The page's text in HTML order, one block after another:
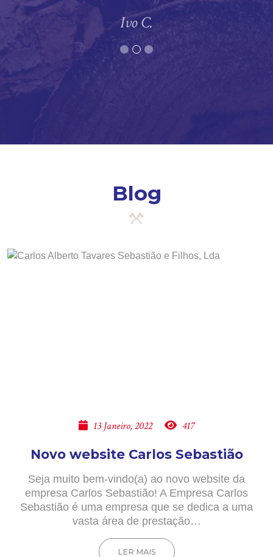
Ivo C.
Blog
13 Janeiro, 2022 417
Novo website Carlos Sebastião
Seja muito bem-vindo(a) ao novo website da
empresa Carlos Sebastião! A Empresa Carlos
Sebastião é uma empresa que se dedica a uma
vasta área de prestação…
LER MAIS